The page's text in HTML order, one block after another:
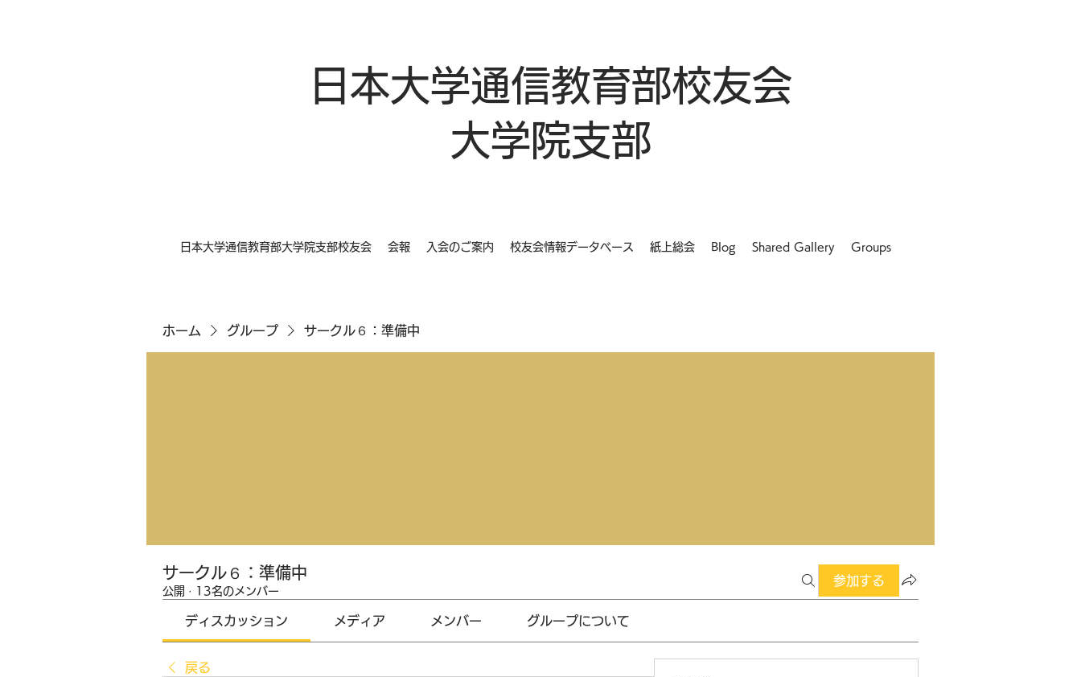
日本大学通信教育部校友会
大学院支部
日本大学通信教育部大学院支部校友会 会報 入会のご案内 校友会情報データベース 紙上総会 Blog Shared Gallery Groups
ホーム グループ サークル６：準備中
サークル６：準備中
公開 · 13名のメンバー
参加する
ディスカッション メディア メンバー グループについて
戻る